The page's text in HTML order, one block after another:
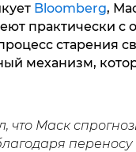
Bloomberg,
практически
старения
механизм,
что Маск
переносу